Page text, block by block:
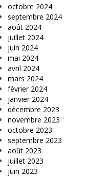
octobre 2024
septembre 2024
août 2024
juillet 2024
juin 2024
mai 2024
avril 2024
mars 2024
février 2024
janvier 2024
décembre 2023
novembre 2023
octobre 2023
septembre 2023
août 2023
juillet 2023
juin 2023